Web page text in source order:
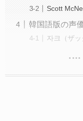
Scott
韓国語版の声
자크（ザ